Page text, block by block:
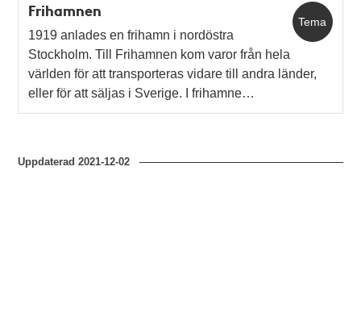
Tema
Frihamnen
1919 anlades en frihamn i nordöstra
Stockholm. Till Frihamnen kom varor från hela
världen för att transporteras vidare till andra länder,
eller för att säljas i Sverige. I frihamne…
Uppdaterad2021-12-02